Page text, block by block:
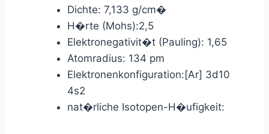
Dichte: 7,133 g/cm�
H�rte (Mohs):2,5
Elektronegativit�t (Pauling): 1,65
Atomradius: 134 pm
Elektronenkonfiguration:[Ar] 3d10
4s2
nat�rliche Isotopen-H�ufigkeit: